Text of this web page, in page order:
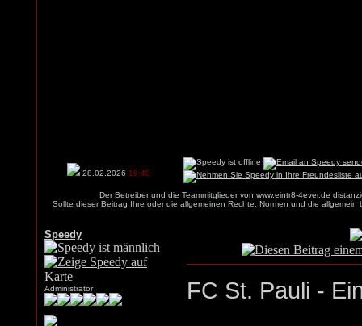
28.02.2026 19:48
Der Betreiber und die Teammitglieder von www.eintr8-4ever.de
Sollte dieser Beitrag Ihre oder die allgemeinen Rechte, Normen und die
Speedy
Administrator FC St. Pauli -